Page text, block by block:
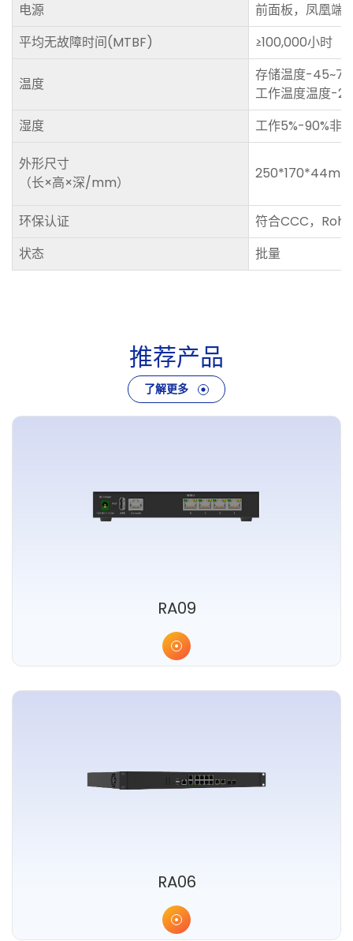
电源
前面板，凤凰
平均无故障时间(MTBF)
≥100,000小时
温度
存储温度-
工作温度温度-
湿度
工作5%-90%非
外形尺寸
（长×高×深/mm）
250*170*44mm
环保认证
符合CCC，Rohs
状态
批量
推荐产品
了解更多
RA09
RA06